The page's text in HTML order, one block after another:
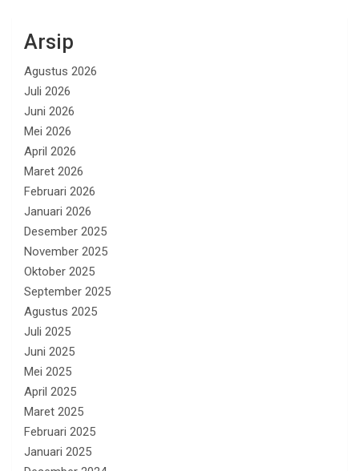
Arsip
Agustus 2026
Juli 2026
Juni 2026
Mei 2026
April 2026
Maret 2026
Februari 2026
Januari 2026
Desember 2025
November 2025
Oktober 2025
September 2025
Agustus 2025
Juli 2025
Juni 2025
Mei 2025
April 2025
Maret 2025
Februari 2025
Januari 2025